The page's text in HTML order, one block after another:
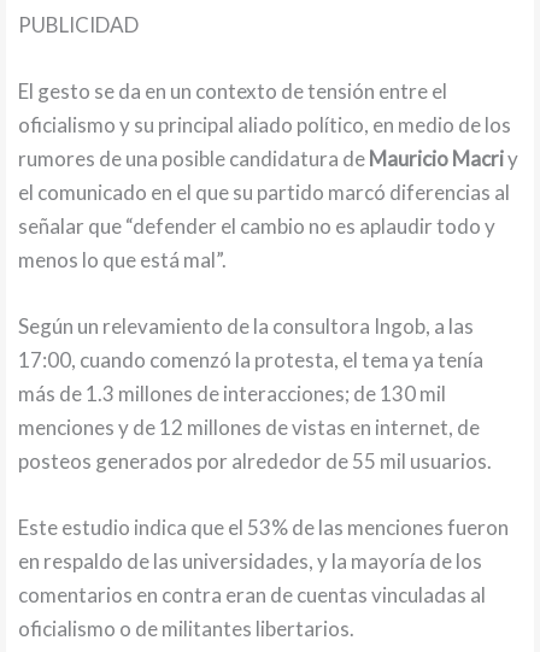
PUBLICIDAD
El gesto se da en un contexto de tensión entre el
oficialismo y su principal aliado político, en medio de los
rumores de una posible candidatura deMauricio Macriy
el comunicado en el que su partido marcó diferencias al
señalar que “defender el cambio no es aplaudir todo y
menos lo que está mal”.
Según un relevamiento de la consultora Ingob, a las
17:00, cuando comenzó la protesta, el tema ya tenía
más de 1.3 millones de interacciones; de 130 mil
menciones y de 12 millones de vistas en internet, de
posteos generados por alrededor de 55 mil usuarios.
Este estudio indica que el 53% de las menciones fueron
en respaldo de las universidades, y la mayoría de los
comentarios en contra eran de cuentas vinculadas al
oficialismo o de militantes libertarios.